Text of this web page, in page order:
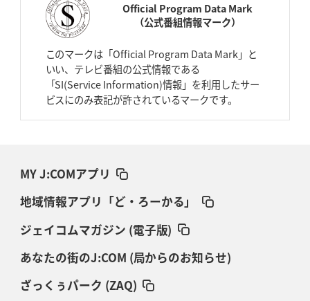
Official Program Data Mark
（公式番組情報マーク）
このマークは「Official Program Data Mark」と
いい、テレビ番組の公式情報である
「SI(Service Information)情報」を利用したサー
ビスにのみ表記が許されているマークです。
MY J:COMアプリ
地域情報アプリ「ど・ろーかる」
ジェイコムマガジン (電子版)
あなたの街のJ:COM (局からのお知らせ)
ざっくぅパーク (ZAQ)